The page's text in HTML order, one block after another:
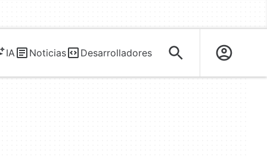
IA Noticias Desarrolladores